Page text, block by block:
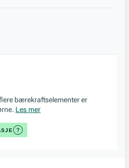
bærekraftselementer er
Les mer